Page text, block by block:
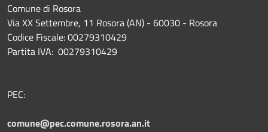
Comune di Rosora
Via XX Settembre, 11 Rosora (AN) - 60030 - Rosora
Codice Fiscale: 00279310429
Partita IVA: 00279310429
PEC:
comune@pec.comune.rosora.an.it